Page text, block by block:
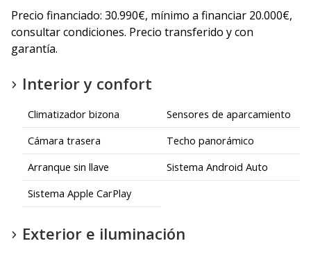
Precio financiado: 30.990€, mínimo a financiar 20.000€,
consultar condiciones. Precio transferido y con
garantía.
Interior y confort
Climatizador bizona
Sensores de aparcamiento
Cámara trasera
Techo panorámico
Arranque sin llave
Sistema Android Auto
Sistema Apple CarPlay
Exterior e iluminación